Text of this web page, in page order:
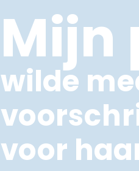
Mijn
wilde
voor